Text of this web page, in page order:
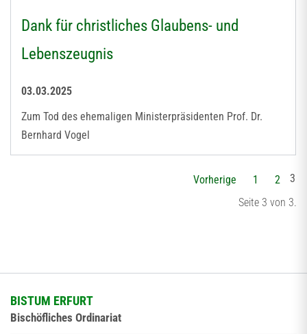
Dank für christliches Glaubens- und
Lebenszeugnis
03.03.2025
Zum Tod des ehemaligen Ministerpräsidenten Prof. Dr.
Bernhard Vogel
Seite 3 von 3.
Vorherige 1 2 3
BISTUM ERFURT
Bischöfliches Ordinariat